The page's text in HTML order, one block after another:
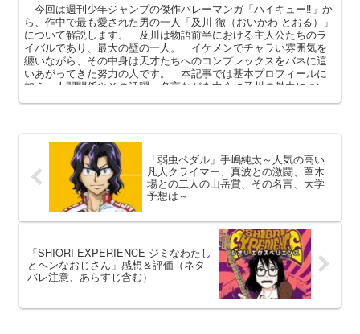
今回は週刊少年ジャンプの傑作バレーマンガ「ハイキュー‼」か
ら、作中で最も愛された男の一人「及川 徹（おいかわ とおる）」
について解説します。 及川は物語前半における主人公たちのラ
イバルであり、最大の壁の一人。 イケメンでチャラい雰囲気を
纏いながら、その中身は天才たちへのコンプレックスをバネに這
いあがってきた努力の人です。 本記事では基本プロフィールに
加え、人間関係やその活躍、名言などを中心に及川の魅力につい
「弱虫ペダル」手嶋純太～人気の高い
凡人クライマー、真波との激闘、葦木
場との二人の山岳賞、その名言、大学
予想は～
「SHIORI EXPERIENCE ジミなわたし
とヘンなおじさん」感想＆評価（ネタ
バレ注意、あらすじ含む）